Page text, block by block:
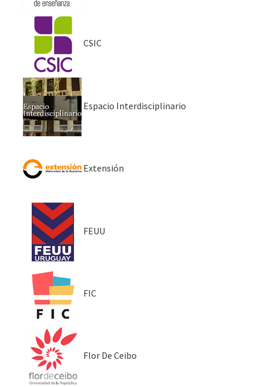
CSIC
Espacio Interdisciplinario
Extensión
FEUU
FIC
Flor De Ceibo